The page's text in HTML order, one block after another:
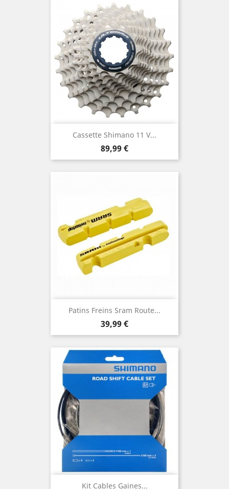
Cassette Shimano 11 V...
Prix
89,99 €
Patins Freins Sram Route...
Prix
39,99 €
Kit Cables Gaines...